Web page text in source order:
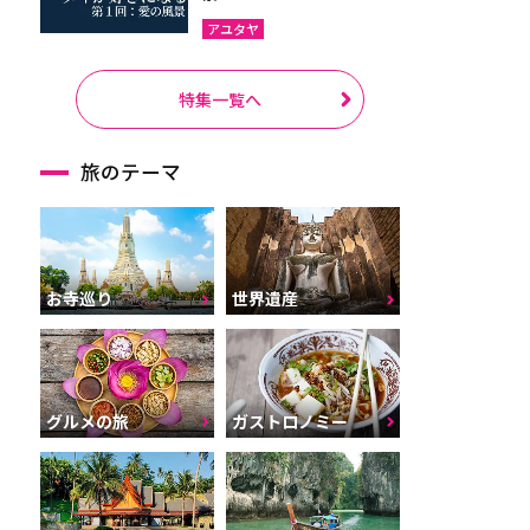
アユタヤ
特集一覧へ
旅のテーマ
お寺巡り 世界遺産
グルメの旅 ガストロノミー